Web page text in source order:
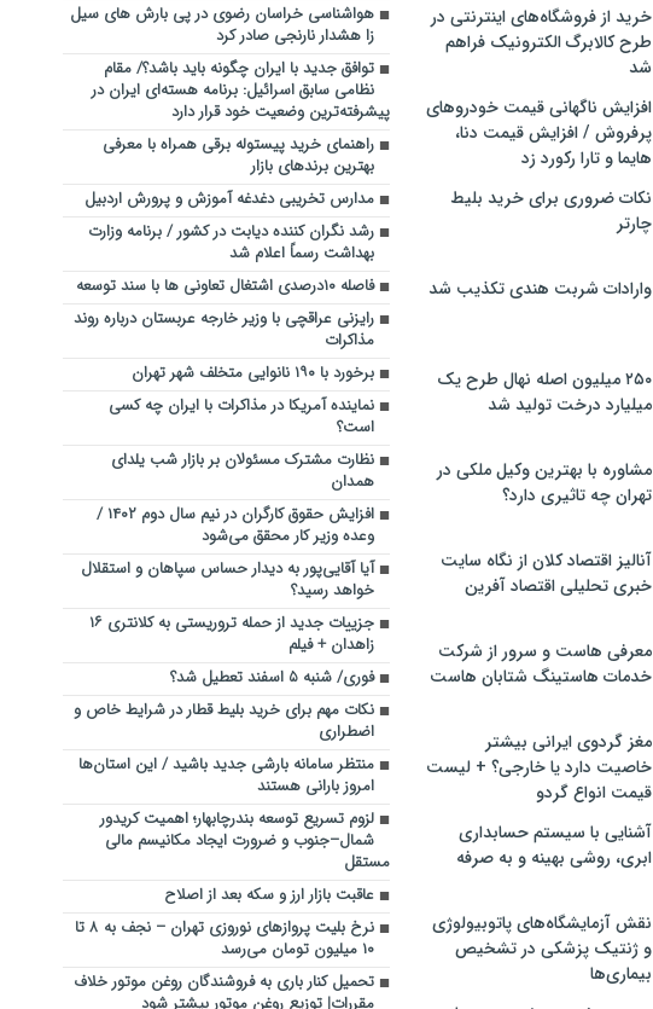
خرید از فروشگاه‌های اینترنتی در
طرح کالابرگ الکترونیک فراهم
شد
افزایش ناگهانی قیمت خودروهای
پرفروش / افزایش قیمت دنا،
هایما و تارا رکورد زد
نکات ضروری برای خرید بلیط
چارتر
وارادات شربت هندی تکذیب شد
۲۵۰ میلیون اصله نهال طرح یک
میلیارد درخت تولید شد
مشاوره با بهترین وکیل ملکی در
تهران چه تاثیری دارد؟
آنالیز اقتصاد کلان از نگاه سایت
خبری تحلیلی اقتصاد آفرین
معرفی هاست و سرور از شرکت
خدمات هاستینگ شتابان هاست
مغز گردوی ایرانی بیشتر
خاصیت دارد یا خارجی؟ + لیست
قیمت انواع گردو
آشنایی با سیستم حسابداری
ابری، روشی بهینه و به صرفه
نقش آزمایشگاه‌های پاتوبیولوژی
و ژنتیک پزشکی در تشخیص
بیماری‌ها
هواشناسی خراسان رضوی در پی بارش های سیل
زا هشدار نارنجی صادر کرد
توافق جدید با ایران چگونه باید باشد؟/ مقام
نظامی سابق اسرائیل: برنامه هسته‌ای ایران در
پیشرفته‌ترین وضعیت خود قرار دارد
راهنمای خرید پیستوله برقی همراه با معرفی
بهترین برندهای بازار
مدارس تخریبی دغدغه آموزش و پرورش اردبیل
رشد نگران‌ کننده دیابت در کشور / برنامه وزارت
بهداشت رسماً اعلام شد
فاصله ۱۰درصدی اشتغال تعاونی ها با سند توسعه
رایزنی عراقچی با وزیر خارجه عربستان درباره روند
مذاکرات
برخورد با ۱۹۰ نانوایی متخلف شهر تهران
نماینده آمریکا در مذاکرات با ایران چه کسی
است؟
نظارت مشترک مسئولان بر بازار شب یلدای
همدان
افزایش حقوق کارگران در نیم سال دوم ۱۴۰۲ /
وعده وزیر کار محقق می‌شود
آیا آقایی‌پور به دیدار حساس سپاهان و استقلال
خواهد رسید؟
جزییات جدید از حمله تروریستی به کلانتری ۱۶
زاهدان + فیلم
فوری/ شنبه ۵ اسفند تعطیل شد؟
نکات مهم برای خرید بلیط قطار در شرایط خاص و
اضطراری
منتظر سامانه بارشی جدید باشید / این استان‌ها
امروز بارانی هستند
لزوم تسریع توسعه بندرچابهار؛ اهمیت کریدور
شمال–جنوب و ضرورت ایجاد مکانیسم مالی
مستقل
عاقبت بازار ارز و سکه بعد از اصلاح
نرخ بلیت پروازهای نوروزی تهران – نجف به ۸ تا
۱۰ میلیون تومان می‌رسد
تحمیل کنار باری به فروشندگان روغن موتور خلاف
مقررات| توزیع روغن موتور بیشتر شود